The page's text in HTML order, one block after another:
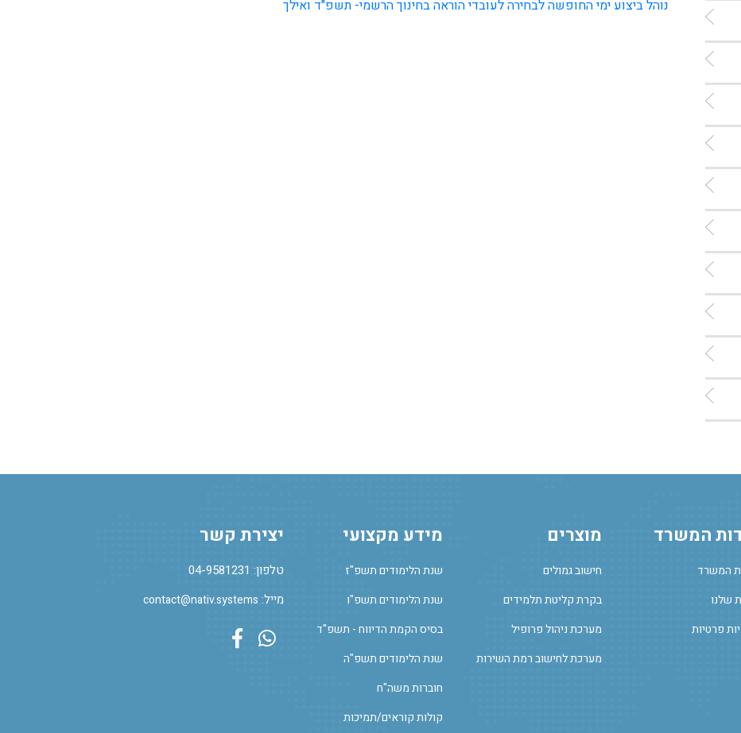
נוהל ביצוע ימי החופשה לבחירה לעובדי הוראה בחינוך הרשמי- תשפ"ד ואילך
המשרד
המשרד
שלנו
פרטיות
מוצרים
חישוב גמולים
בקרת קליטת תלמידים
מערכת ניהול פרופיל
מערכת לחישוב רמת השירות
מידע מקצועי
שנת הלימודים תשפ"ז
שנת הלימודים תשפ"ו
בסיס הקמת הדיווח - תשפ"ד
שנת הלימודים תשפ"ה
חוברות משה"ח
קולות קוראים/תמיכות
יצירת קשר
טלפון: 04-9581231
מייל: contact@nativ.systems
Facebook Profile
Whatsapp